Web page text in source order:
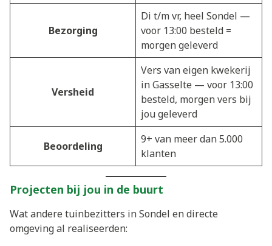
Bezorging
Di t/m vr, heel Sondel —
voor 13:00 besteld =
morgen geleverd
Versheid
Vers van eigen kwekerij
in Gasselte — voor 13:00
besteld, morgen vers bij
jou geleverd
Beoordeling
9+ van meer dan 5.000
klanten
Projecten bij jou in de buurt
Wat andere tuinbezitters in Sondel en directe
omgeving al realiseerden: